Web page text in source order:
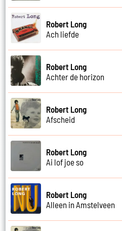
Robert Long
Ach liefde
Robert Long
Achter de horizon
Robert Long
Afscheid
Robert Long
Ai lof joe so
Robert Long
Alleen in Amstelveen